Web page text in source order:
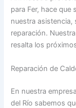
para Fer, hace que
nuestra asistencia,
reparación.
resalta los
Reparación de
En nuestra
del Río sabemos